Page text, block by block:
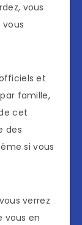
vous
et
famille,
cet
des
si vous
verrez
vous en